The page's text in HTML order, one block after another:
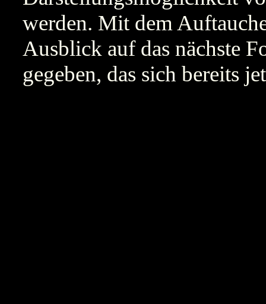
werden. Mit dem
Ausblick auf das nächste
gegeben, das sich bereits